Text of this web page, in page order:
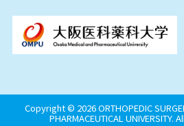
Copyright © 2026 ORTHOPEDIC
PHARMACEUTICAL UNIVERSITY.